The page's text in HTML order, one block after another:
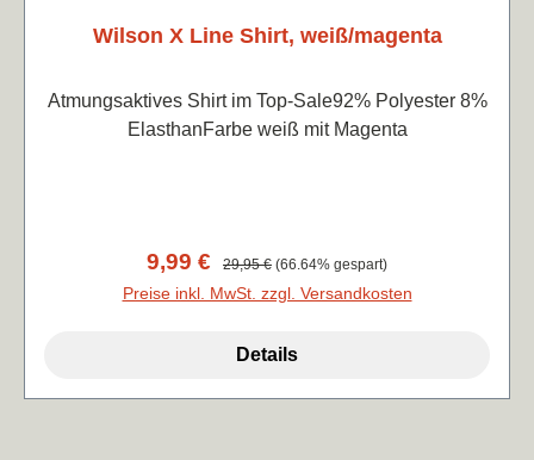
Wilson X Line Shirt, weiß/magenta
Atmungsaktives Shirt im Top-Sale92% Polyester 8%
ElasthanFarbe weiß mit Magenta
Verkaufspreis:
9,99 € Regulärer Preis:
29,95 € (66.64% gespart)
Preise inkl. MwSt. zzgl. Versandkosten
Details